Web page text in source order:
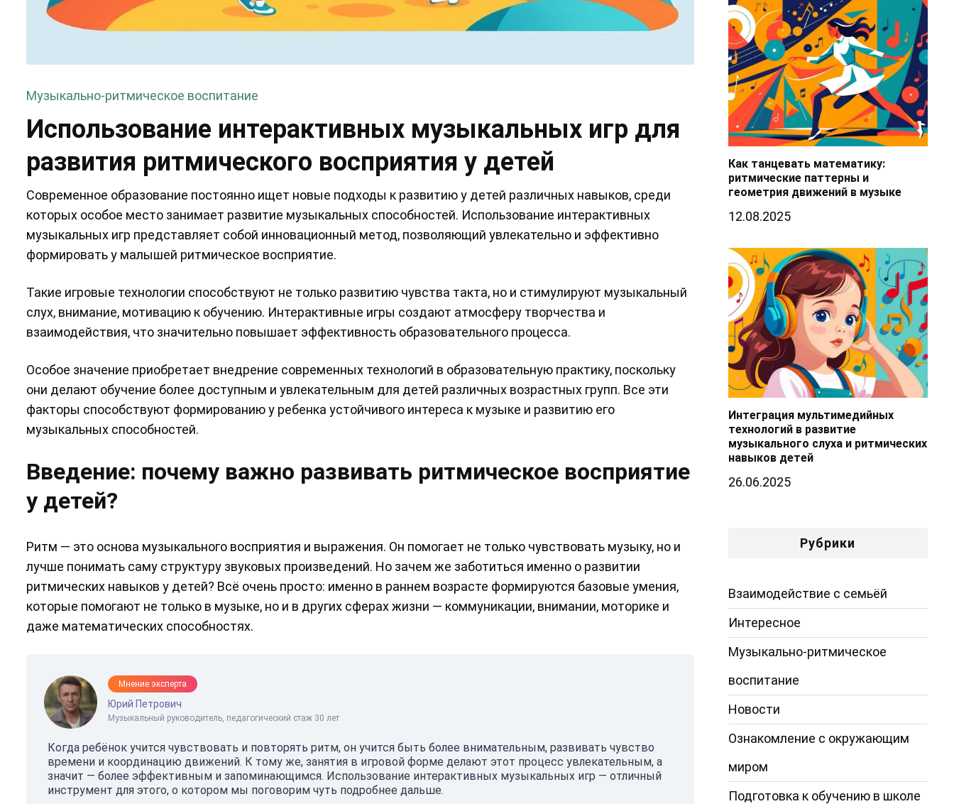
Музыкально-ритмическое воспитание
Использование интерактивных музыкальных игр для
развития ритмического восприятия у детей
Современное образование постоянно ищет новые подходы к развитию у детей различных навыков, среди
которых особое место занимает развитие музыкальных способностей. Использование интерактивных
музыкальных игр представляет собой инновационный метод, позволяющий увлекательно и эффективно
формировать у малышей ритмическое восприятие.
Такие игровые технологии способствуют не только развитию чувства такта, но и стимулируют музыкальный
слух, внимание, мотивацию к обучению. Интерактивные игры создают атмосферу творчества и
взаимодействия, что значительно повышает эффективность образовательного процесса.
Особое значение приобретает внедрение современных технологий в образовательную практику, поскольку
они делают обучение более доступным и увлекательным для детей различных возрастных групп. Все эти
факторы способствуют формированию у ребенка устойчивого интереса к музыке и развитию его
музыкальных способностей.
Введение: почему важно развивать ритмическое восприятие
у детей?
Ритм — это основа музыкального восприятия и выражения. Он помогает не только чувствовать музыку, но и
лучше понимать саму структуру звуковых произведений. Но зачем же заботиться именно о развитии
ритмических навыков у детей? Всё очень просто: именно в раннем возрасте формируются базовые умения,
которые помогают не только в музыке, но и в других сферах жизни — коммуникации, внимании, моторике и
даже математических способностях.
Мнение эксперта
Юрий Петрович
Музыкальный руководитель, педагогический стаж 30 лет
Когда ребёнок учится чувствовать и повторять ритм, он учится быть более внимательным, развивать чувство
времени и координацию движений. К тому же, занятия в игровой форме делают этот процесс увлекательным, а
значит — более эффективным и запоминающимся. Использование интерактивных музыкальных игр — отличный
инструмент для этого, о котором мы поговорим чуть подробнее дальше.
Как танцевать математику:
ритмические паттерны и
геометрия движений в музыке
12.08.2025
Интеграция мультимедийных
технологий в развитие
музыкального слуха и ритмических
навыков детей
26.06.2025
Рубрики
Взаимодействие с семьёй
Интересное
Музыкально-ритмическое
воспитание
Новости
Ознакомление с окружающим
миром
Подготовка к обучению в школе